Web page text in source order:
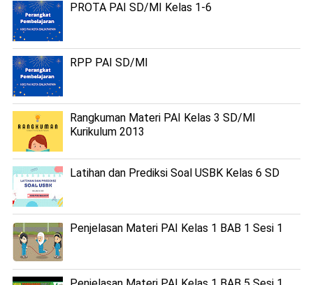
PROTA PAI SD/MI Kelas 1-6
RPP PAI SD/MI
Rangkuman Materi PAI Kelas 3 SD/MI
Kurikulum 2013
Latihan dan Prediksi Soal USBK Kelas 6 SD
Penjelasan Materi PAI Kelas 1 BAB 1 Sesi 1